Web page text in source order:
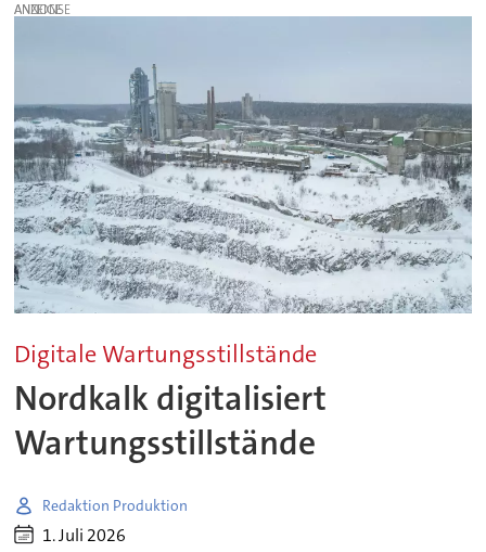
ANZEIGE
Digitale Wartungsstillstände
Nordkalk digitalisiert
Wartungsstillstände
Redaktion Produktion
1. Juli 2026